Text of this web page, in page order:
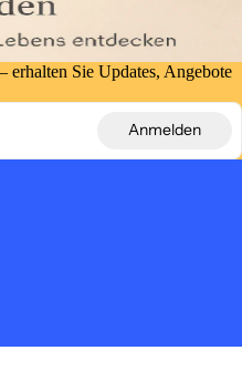
erhalten Sie Updates, Angebote
Anmelden